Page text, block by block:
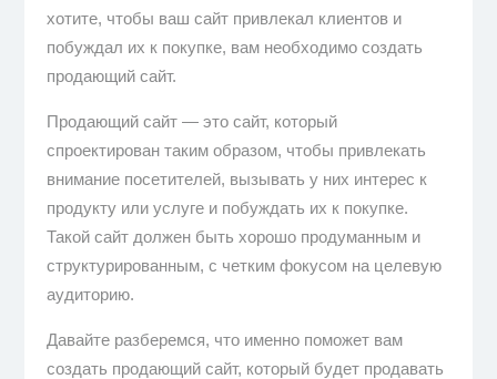
хотите, чтобы ваш сайт привлекал клиентов и
побуждал их к покупке, вам необходимо создать
продающий сайт.
Продающий сайт — это сайт, который
спроектирован таким образом, чтобы привлекать
внимание посетителей, вызывать у них интерес к
продукту или услуге и побуждать их к покупке.
Такой сайт должен быть хорошо продуманным и
структурированным, с четким фокусом на целевую
аудиторию.
Давайте разберемся, что именно поможет вам
создать продающий сайт, который будет продавать